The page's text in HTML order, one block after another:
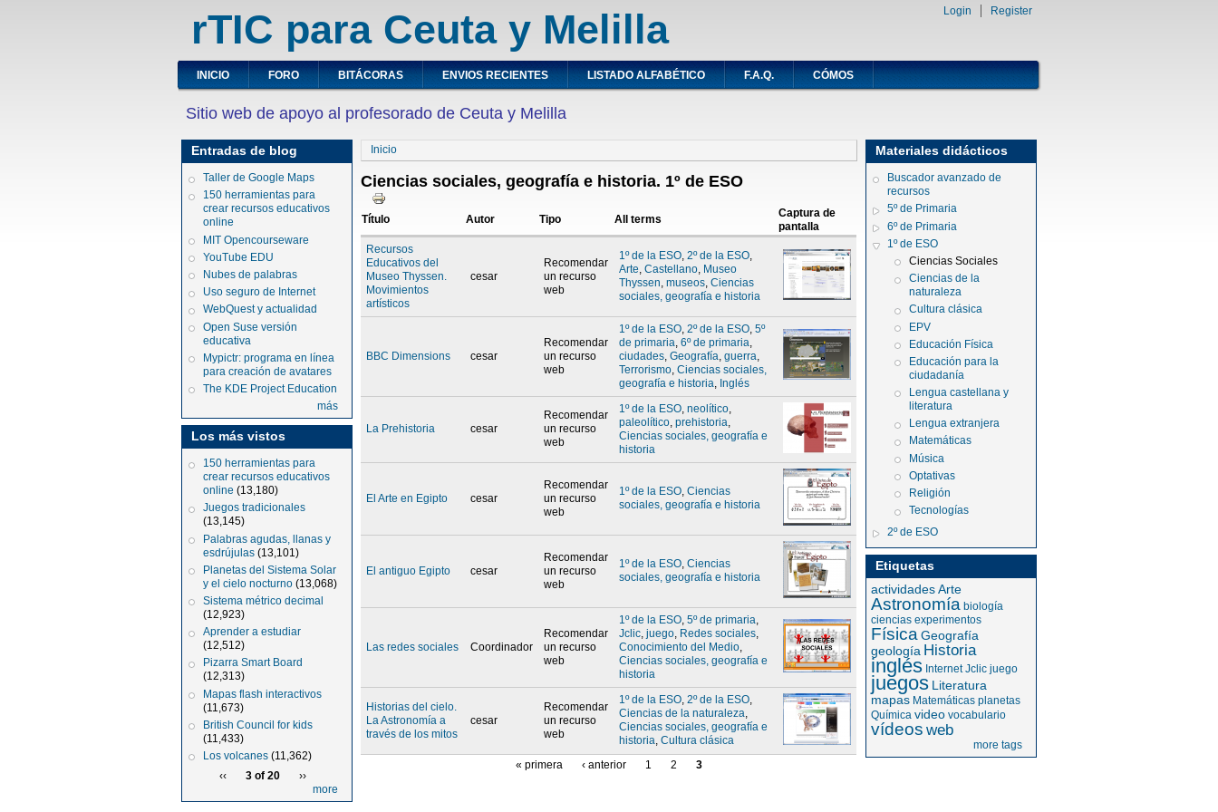
rTIC para Ceuta y Melilla Login Register
INICIO FORO BITÁCORAS ENVIOS RECIENTES LISTADO ALFABÉTICO F.A.Q. CÓMOS
Sitio web de apoyo al profesorado de Ceuta y Melilla
Entradas de blog
Taller de Google Maps
150 herramientas para
crear recursos educativos
online
MIT Opencourseware
YouTube EDU
Nubes de palabras
Uso seguro de Internet
WebQuest y actualidad
Open Suse versión
educativa
Mypictr: programa en línea
para creación de avatares
The KDE Project Education
más
Los más vistos
150 herramientas para
crear recursos educativos
online (13,180)
Juegos tradicionales
(13,145)
Palabras agudas, llanas y
esdrújulas (13,101)
Planetas del Sistema Solar
y el cielo nocturno (13,068)
Sistema métrico decimal
(12,923)
Aprender a estudiar
(12,512)
Pizarra Smart Board
(12,313)
Mapas flash interactivos
(11,673)
British Council for kids
(11,433)
Los volcanes (11,362)
‹‹
3 of 20
››
more
Inicio
Ciencias sociales, geografía e historia. 1º de ESO
Título Autor Tipo All terms
Captura de
pantalla
Recursos
Educativos del
Museo Thyssen.
Movimientos
artísticos
cesar
Recomendar
un recurso
web
1º de la ESO,2º de la ESO,
Arte,Castellano, Museo
Thyssen,museos,Ciencias
sociales, geografía e historia
BBC Dimensions cesar
Recomendar
un recurso
web
1º de la ESO,2º de la ESO,5º
de primaria,6º de primaria,
ciudades,Geografía,guerra,
Terrorismo,Ciencias sociales,
geografía e historia, Inglés
La Prehistoria cesar
Recomendar
un recurso
web
1º de la ESO,neolítico,
paleolítico,prehistoria,
Ciencias sociales, geografía e
historia
El Arte en Egipto cesar
Recomendar
un recurso
web
1º de la ESO,Ciencias
sociales, geografía e historia
El antiguo Egipto cesar
Recomendar
un recurso
web
1º de la ESO,Ciencias
sociales, geografía e historia
Las redes sociales Coordinador
Recomendar
un recurso
web
1º de la ESO,5º de primaria,
Jclic,juego, Redes sociales,
Conocimiento del Medio,
Ciencias sociales, geografía e
historia
Historias del cielo.
La Astronomía a
través de los mitos
cesar
Recomendar
un recurso
web
1º de la ESO,2º de la ESO,
Ciencias de la naturaleza,
Ciencias sociales, geografía e
historia,Cultura clásica
« primera
‹ anterior 1 2 3
Materiales didácticos
Buscador avanzado de
recursos
5º de Primaria
6º de Primaria
1º de ESO
Ciencias Sociales
Ciencias de la
naturaleza
Cultura clásica
EPV
Educación Física
Educación para la
ciudadanía
Lengua castellana y
literatura
Lengua extranjera
Matemáticas
Música
Optativas
Religión
Tecnologías
2º de ESO
Etiquetas
actividadesArte
Astronomía biología
ciencias experimentos
Física Geografía
geología Historia
inglés Internet Jclic juego
juegos Literatura
mapas Matemáticas planetas
Química video vocabulario
vídeos web
more tags